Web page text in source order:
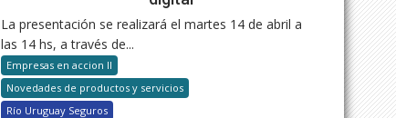
La presentación se realizará el martes 14 de abril a
las 14 hs, a través de...
Empresas en accion II
Novedades de productos y servicios
Río Uruguay Seguros